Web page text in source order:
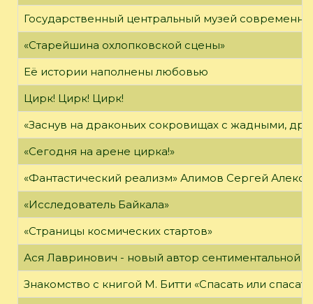
Государственный центральный музей
«Старейшина охлопковской сцены»
Её истории наполнены любовью
Цирк! Цирк! Цирк!
«Заснув на драконьих сокровищах с жадными,
«Сегодня на арене цирка!»
«Фантастический реализм» Алимов Сергей
«Исследователь Байкала»
«Страницы космических стартов»
Ася Лавринович - новый автор сентиментальной
Знакомство с книгой М. Битти «Спасать или